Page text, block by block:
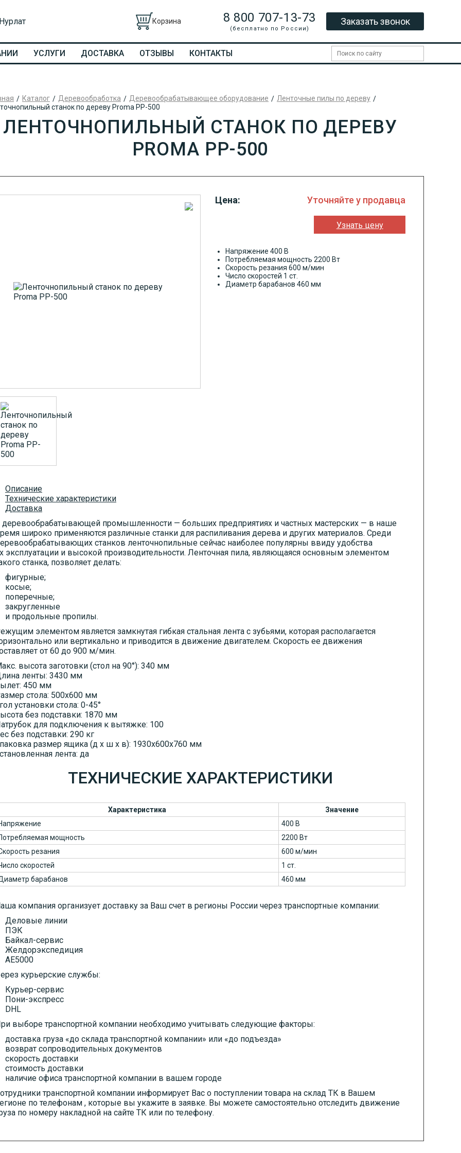
Корзина 8 800 707-13-73
(бесплатно по России)
Заказать звонок
УСЛУГИ ДОСТАВКА ОТЗЫВЫ КОНТАКТЫ
Каталог Деревообработка Деревообрабатывающее оборудование
Ленточные пилы по дереву
станок по дереву Proma PP-500
ЛЕНТОЧНОПИЛЬНЫЙ СТАНОК ПО ДЕРЕВУ
PROMA PP-500
Цена: Уточняйте у продавца
Узнать цену
Напряжение 400 В
Потребляемая мощность 2200 Вт
Скорость резания 600 м/мин
Число скоростей 1 ст.
Диаметр барабанов 460 мм
Описание
Технические характеристики
Доставка
деревообрабатывающей промышленности — больших предприятиях и частных мастерских — в наше
широко применяются различные станки для распиливания дерева и других материалов. Среди
станков ленточнопильные сейчас наиболее популярны ввиду удобства
эксплуатации и высокой производительности. Ленточная пила, являющаяся основным элементом
станка, позволяет делать:
фигурные;
косые;
поперечные;
закругленные
и продольные пропилы.
элементом является замкнутая гибкая стальная лента с зубьями, которая располагается
или вертикально и приводится в движение двигателем. Скорость ее движения
от 60 до 900 м/мин.
высота заготовки (стол на 90°): 340 мм
ленты: 3430 мм
450 мм
стола: 500x600 мм
установки стола: 0-45°
без подставки: 1870 мм
для подключения к вытяжке: 100
без подставки: 290 кг
размер ящика (д x ш x в): 1930x600x760 мм
лента: да
ТЕХНИЧЕСКИЕ ХАРАКТЕРИСТИКИ
Характеристика
Значение
400 В
мощность
2200 Вт
резания
600 м/мин
скоростей
1 ст.
барабанов
460 мм
компания организует доставку за Ваш счет в регионы России через транспортные компании:
Деловые линии
ПЭК
Байкал-сервис
Желдорэкспедиция
АЕ5000
курьерские службы:
Курьер-сервис
Пони-экспресс
DHL
выборе транспортной компании необходимо учитывать следующие факторы:
доставка груза «до склада транспортной компании» или «до подъезда»
возврат сопроводительных документов
скорость доставки
стоимость доставки
наличие офиса транспортной компании в вашем городе
транспортной компании информирует Вас о поступлении товара на склад ТК в Вашем
по телефонам , которые вы укажите в заявке. Вы можете самостоятельно отследить движение
по номеру накладной на сайте ТК или по телефону.